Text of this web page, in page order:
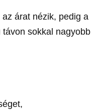
árat nézik, pedig a
sokkal nagyobb